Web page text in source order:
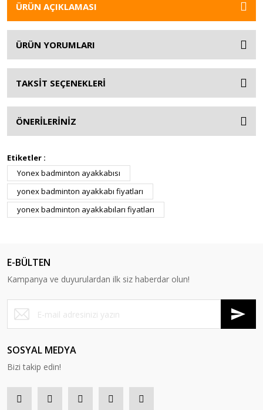
ÜRÜN AÇIKLAMASI
ÜRÜN YORUMLARI
TAKSİT SEÇENEKLERİ
ÖNERİLERİNİZ
Etiketler :
Yonex badminton ayakkabısı
yonex badminton ayakkabı fiyatları
yonex badminton ayakkabıları fiyatları
E-BÜLTEN
Kampanya ve duyurulardan ilk siz haberdar olun!
SOSYAL MEDYA
Bizi takip edin!